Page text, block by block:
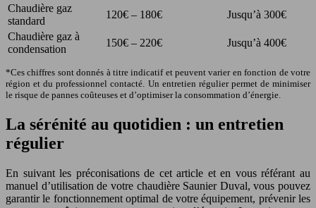
Chaudière gaz
standard
120€ – 180€
Jusqu’à 300€
Chaudière gaz à
condensation
150€ – 220€ Jusqu’à 400€
*Ces chiffres sont donnés à titre indicatif et peuvent varier en fonction de votre
région et du professionnel contacté. Un entretien régulier permet de minimiser
le risque de pannes coûteuses et d’optimiser la consommation d’énergie.
La sérénité au quotidien : un entretien
régulier
En suivant les préconisations de cet article et en vous référant au
manuel d’utilisation de votre chaudière Saunier Duval, vous pouvez
garantir le fonctionnement optimal de votre équipement, prévenir les